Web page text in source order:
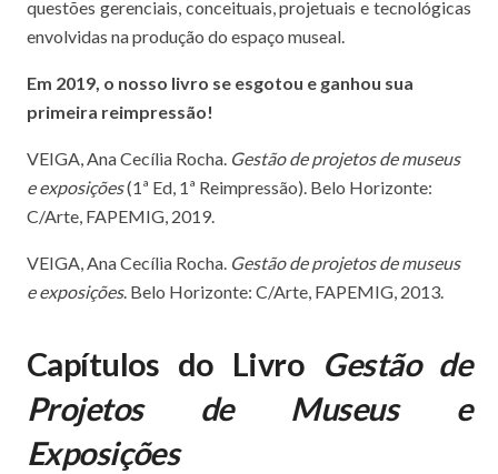
questões gerenciais, conceituais, projetuais e tecnológicas
envolvidas na produção do espaço museal.
Em 2019, o nosso livro se esgotou e ganhou sua
primeira reimpressão!
VEIGA, Ana Cecília Rocha. Gestão de projetos de museus
e exposições(1ª Ed, 1ª Reimpressão). Belo Horizonte:
C/Arte, FAPEMIG, 2019.
VEIGA, Ana Cecília Rocha. Gestão de projetos de museus
e exposições. Belo Horizonte: C/Arte, FAPEMIG, 2013.
Capítulos do Livro Gestão de
Projetos de Museus e
Exposições